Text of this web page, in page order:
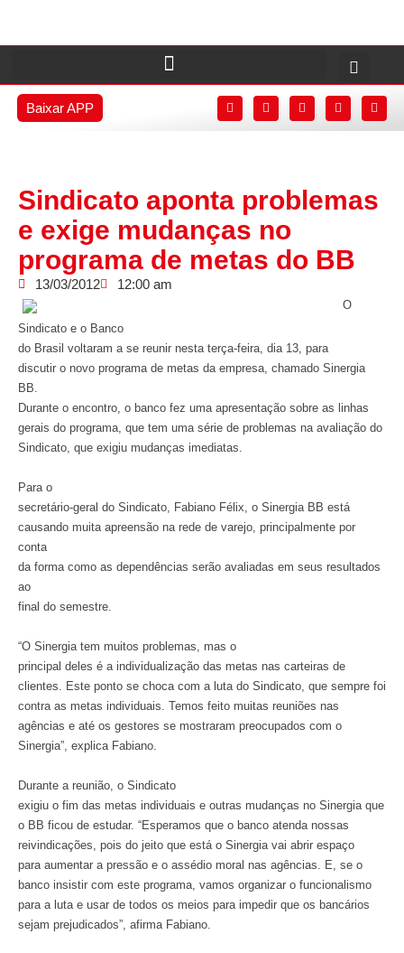
Baixar APP
Sindicato aponta problemas
e exige mudanças no
programa de metas do BB
13/03/2012 12:00 am
O
Sindicato e o Banco
do Brasil voltaram a se reunir nesta terça-feira, dia 13, para
discutir o novo programa de metas da empresa, chamado Sinergia
BB.
Durante o encontro, o banco fez uma apresentação sobre as linhas
gerais do programa, que tem uma série de problemas na avaliação do
Sindicato, que exigiu mudanças imediatas.
Para o
secretário-geral do Sindicato, Fabiano Félix, o Sinergia BB está
causando muita apreensão na rede de varejo, principalmente por
conta
da forma como as dependências serão avaliadas em seus resultados
ao
final do semestre.
“O Sinergia tem muitos problemas, mas o
principal deles é a individualização das metas nas carteiras de
clientes. Este ponto se choca com a luta do Sindicato, que sempre foi
contra as metas individuais. Temos feito muitas reuniões nas
agências e até os gestores se mostraram preocupados com o
Sinergia”, explica Fabiano.
Durante a reunião, o Sindicato
exigiu o fim das metas individuais e outras mudanças no Sinergia que
o BB ficou de estudar. “Esperamos que o banco atenda nossas
reivindicações, pois do jeito que está o Sinergia vai abrir espaço
para aumentar a pressão e o assédio moral nas agências. E, se o
banco insistir com este programa, vamos organizar o funcionalismo
para a luta e usar de todos os meios para impedir que os bancários
sejam prejudicados”, afirma Fabiano.